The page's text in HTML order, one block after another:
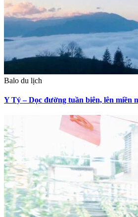
Balo du lịch
Y Tý – Dọc đường tuần biên, lên miền